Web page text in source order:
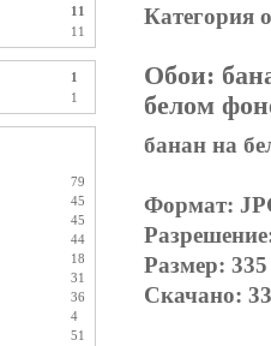
11
11
1
1
79
45
45
44
18
31
36
4
51
Категория
Обои:
белом
банан на
Формат:
Размер:
Скачано: